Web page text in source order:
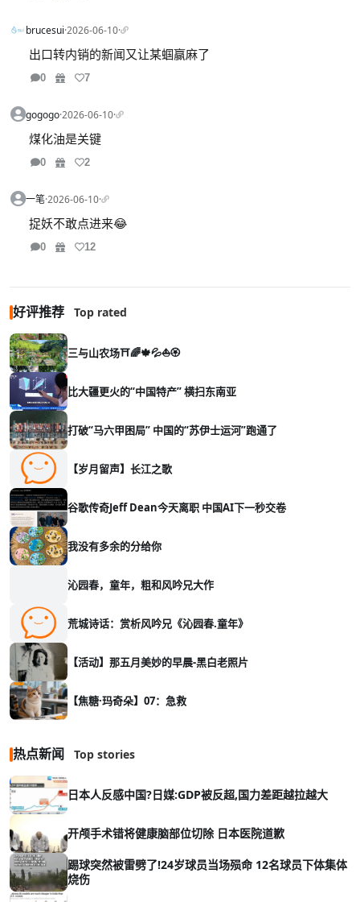
brucesui·2026-06-10·
出口转内销的新闻又让某蝈赢麻了
0 7
gogogo·2026-06-10·
煤化油是关键
0 2
一笔·2026-06-10·
捉妖不敢点进来😂
0 12
好评推荐 Top rated
三与山农场⛩️🌈🍁💦⛵🏵️
比大疆更火的“中国特产” 横扫东南亚
打破“马六甲困局” 中国的“苏伊士运河”跑通了
【岁月留声】长江之歌
谷歌传奇Jeff Dean今天离职 中国AI下一秒交卷
我没有多余的分给你
沁园春，童年，粗和风吟兄大作
荒城诗话：赏析风吟兄《沁园春.童年》
【活动】那五月美妙的早晨-黑白老照片
【焦糖·玛奇朵】07：急救
热点新闻 Top stories
日本人反感中国?日媒:GDP被反超,国力差距越拉越大
开颅手术错将健康脑部位切除 日本医院道歉
踢球突然被雷劈了!24岁球员当场殒命 12名球员下体集体
烧伤